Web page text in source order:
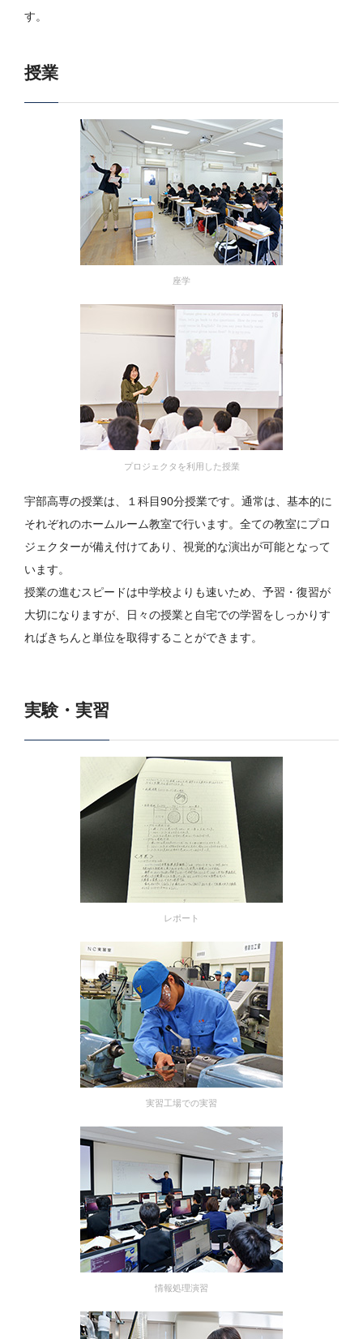
す。
授業
座学
プロジェクタを利用した授業
宇部高専の授業は、１科目90分授業です。通常は、基本的に
それぞれのホームルーム教室で行います。全ての教室にプロ
ジェクターが備え付けてあり、視覚的な演出が可能となって
います。
授業の進むスピードは中学校よりも速いため、予習・復習が
大切になりますが、日々の授業と自宅での学習をしっかりす
ればきちんと単位を取得することができます。
実験・実習
レポート
実習工場での実習
情報処理演習